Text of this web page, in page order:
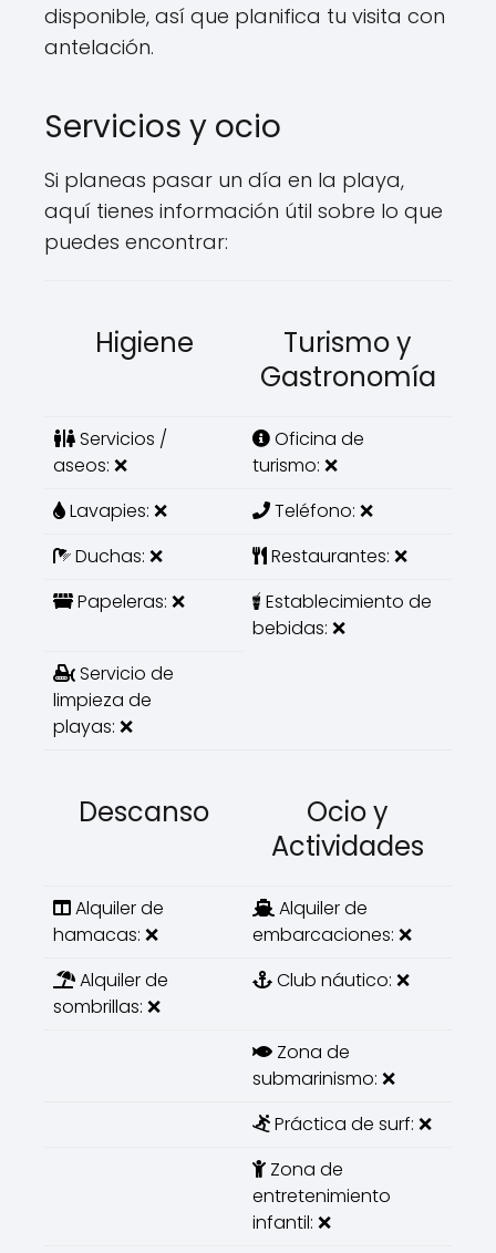
disponible, así que planifica tu visita con
antelación.
Servicios y ocio
Si planeas pasar un día en la playa,
aquí tienes información útil sobre lo que
puedes encontrar:
Higiene
Turismo y
Gastronomía
Servicios /
aseos: ❌
Oficina de
turismo: ❌
Lavapies: ❌
Teléfono: ❌
Duchas: ❌
Restaurantes: ❌
Papeleras: ❌
Establecimiento de
bebidas: ❌
Servicio de
limpieza de
playas: ❌
Descanso
Ocio y
Actividades
Alquiler de
hamacas: ❌
Alquiler de
embarcaciones: ❌
Alquiler de
sombrillas: ❌
Club náutico: ❌
Zona de
submarinismo: ❌
Práctica de surf: ❌
Zona de
entretenimiento
infantil: ❌